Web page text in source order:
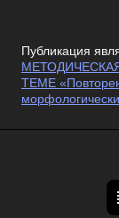
Публикация
ТЕМЕ